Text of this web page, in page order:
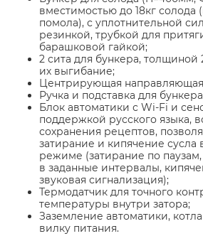
вместимостью до 18кг солода
помола), с уплотнительной
резинкой, трубкой для
барашковой гайкой;
2 сита для бункера, толщиной
их выгибание;
Центрирующая направляющая
Ручка и подставка для
Блок автоматики с Wi-Fi и
поддержкой русского языка,
сохранения рецептов,
затирание и кипячение сусла
режиме (затирание по
в заданные интервалы,
звуковая сигнализация);
Термодатчик для точного
температуры внутри затора;
Заземление автоматики,
вилку питания.